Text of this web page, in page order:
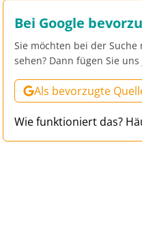
Bei Google
Sie möchten bei der
sehen? Dann fügen Sie
Als bevorzugte
Wie funktioniert das?